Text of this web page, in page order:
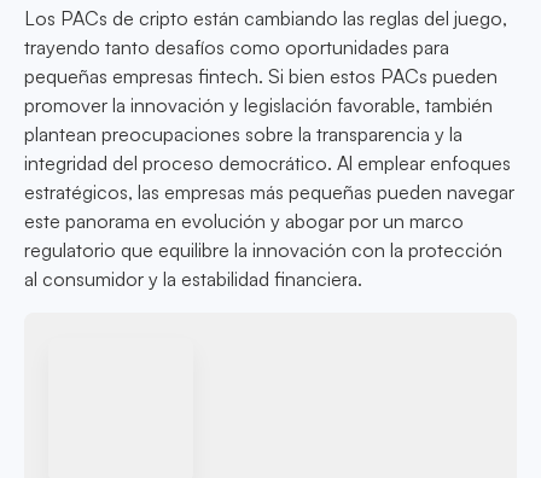
Los PACs de cripto están cambiando las reglas del juego,
trayendo tanto desafíos como oportunidades para
pequeñas empresas fintech. Si bien estos PACs pueden
promover la innovación y legislación favorable, también
plantean preocupaciones sobre la transparencia y la
integridad del proceso democrático. Al emplear enfoques
estratégicos, las empresas más pequeñas pueden navegar
este panorama en evolución y abogar por un marco
regulatorio que equilibre la innovación con la protección
al consumidor y la estabilidad financiera.